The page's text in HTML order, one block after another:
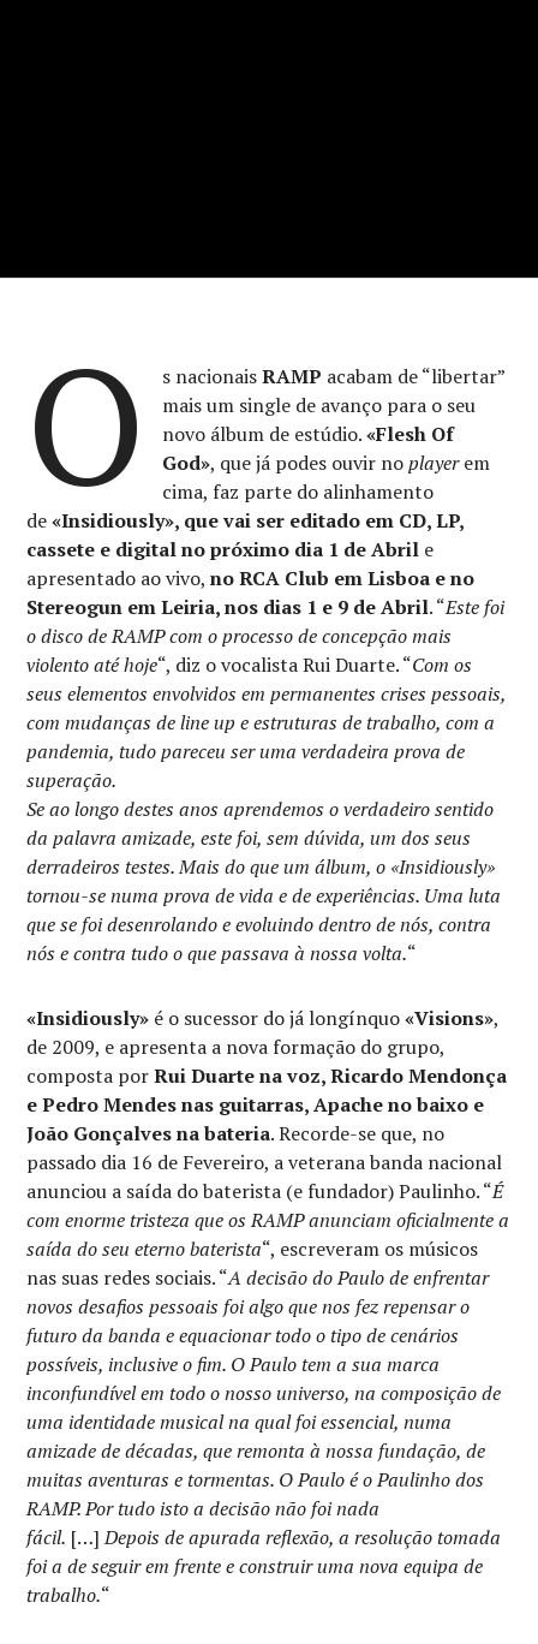
O s nacionaisRAMP acabam de “libertar”
mais um single de avanço para o seu
novo álbum de estúdio.«Flesh Of
God», que já podes ouvir noplayerem
cima, faz parte do alinhamento
de«Insidiously», que vai ser editado em CD, LP,
cassete e digital no próximo dia 1 de Abril e
apresentado ao vivo,no RCA Club em Lisboa e no
Stereogun em Leiria, nos dias 1 e 9 de Abril. “Este foi
o disco de RAMP com o processo de concepção mais
violento até hoje“, diz o vocalista Rui Duarte. “Com os
seus elementos envolvidos em permanentes crises pessoais,
com mudanças de line up e estruturas de trabalho, com a
pandemia, tudo pareceu ser uma verdadeira prova de
superação.
Se ao longo destes anos aprendemos o verdadeiro sentido
da palavra amizade, este foi, sem dúvida, um dos seus
derradeiros testes. Mais do que um álbum, o «Insidiously»
tornou-se numa prova de vida e de experiências. Uma luta
que se foi desenrolando e evoluindo dentro de nós, contra
nós e contra tudo o que passava à nossa volta.“
«Insidiously» é o sucessor do já longínquo«Visions»,
de 2009, e apresenta a nova formação do grupo,
composta porRui Duarte na voz, Ricardo Mendonça
e Pedro Mendes nas guitarras, Apache no baixo e
João Gonçalves na bateria. Recorde-se que, no
passado dia 16 de Fevereiro, a veterana banda nacional
anunciou a saída do baterista (e fundador) Paulinho. “É
com enorme tristeza que os RAMP anunciam oficialmente a
saída do seu eterno baterista“, escreveram os músicos
nas suas redes sociais. “A decisão do Paulo de enfrentar
novos desafios pessoais foi algo que nos fez repensar o
futuro da banda e equacionar todo o tipo de cenários
possíveis, inclusive o fim. O Paulo tem a sua marca
inconfundível em todo o nosso universo, na composição de
uma identidade musical na qual foi essencial, numa
amizade de décadas, que remonta à nossa fundação, de
muitas aventuras e tormentas. O Paulo é o Paulinho dos
RAMP. Por tudo isto a decisão não foi nada
fácil. […]Depois de apurada reflexão, a resolução tomada
foi a de seguir em frente e construir uma nova equipa de
trabalho.“